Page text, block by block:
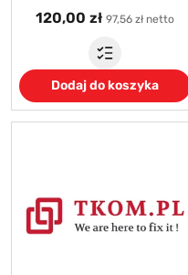
120,00 zł 97,56 zł netto
Dodaj do koszyka